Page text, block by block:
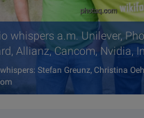
whispers a.m. Unilever,
Allianz, Cancom, Nvidia,
Stefan Greunz, Christina